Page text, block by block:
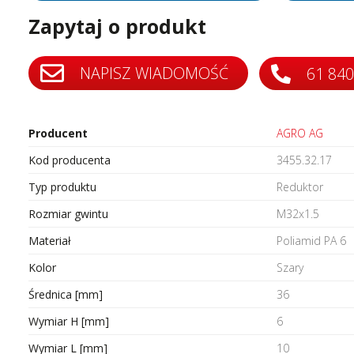
częstotliwości
protokołów przemysłowych
i wyświetlacze
Silniki bezszczotkowe i
Styczniki
szynoprzewody
Transformatory AC AC
Zapytaj o produkt
NAPISZ WIADOMOŚĆ 61
Producent
AGRO AG
Kod producenta
3455.32.17
Typ produktu
Reduktor
Rozmiar gwintu
M32x1.5
Materiał
Poliamid PA 6
Kolor
Szary
Średnica [mm]
36
Wymiar H [mm]
6
Wymiar L [mm]
10